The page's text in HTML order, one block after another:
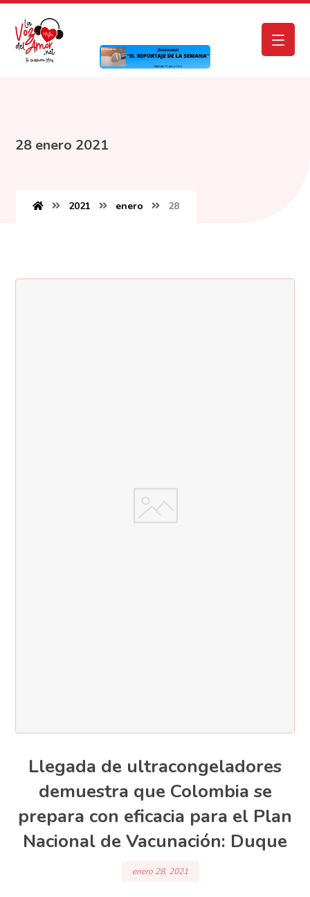
28 enero 2021
2021 enero 28
Llegada de ultracongeladores
demuestra que Colombia se
prepara con eficacia para el Plan
Nacional de Vacunación: Duque
enero 28, 2021